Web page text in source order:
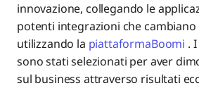
innovazione, collegando le
potenti integrazioni che cambiano
utilizzando la piattaformaBoomi .
sono stati selezionati per aver
sul business attraverso risultati